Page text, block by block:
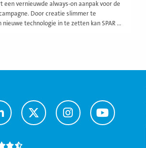
een vernieuwde always-on aanpak voor de
Door creatie slimmer te
nieuwe technologie in te zetten kan SPAR ...
Ga
naar
Ga
naar
Ga
naar